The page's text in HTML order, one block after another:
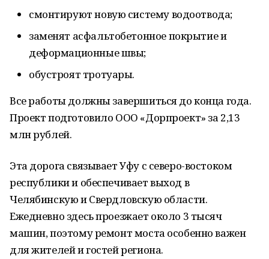
смонтируют новую систему водоотвода;
заменят асфальтобетонное покрытие и
деформационные швы;
обустроят тротуары.
Все работы должны завершиться до конца года.
Проект подготовило ООО «Дорпроект» за 2,13
млн рублей.
Эта дорога связывает Уфу с северо-востоком
республики и обеспечивает выход в
Челябинскую и Свердловскую области.
Ежедневно здесь проезжает около 3 тысяч
машин, поэтому ремонт моста особенно важен
для жителей и гостей региона.